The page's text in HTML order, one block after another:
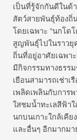
เป็นที่รู้จักกันดีในด้
สัตว์สายพันธุ์ท้องถิ่
โดยเฉพาะ “นกโด
สูญพันธุ์ไปในราวยุ
ถิ่นที่อยู่อาศัยเฉพา
มีกิจกรรมทางธรร
เยือนสามารถเช่าเ
เพลิดเพลินกับการ
ใสชมน้ำทะเลสีฟ้า
นกบนเกาะใกล้เคี
และอื่นๆ อีกมากมา